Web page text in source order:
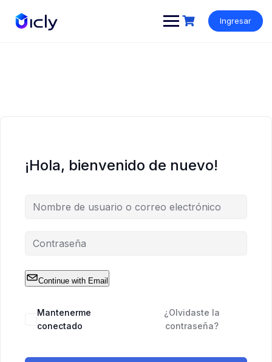
Ingresar
¡Hola, bienvenido de nuevo!
Continue with Email
Mantenerme
conectado
¿Olvidaste la
contraseña?